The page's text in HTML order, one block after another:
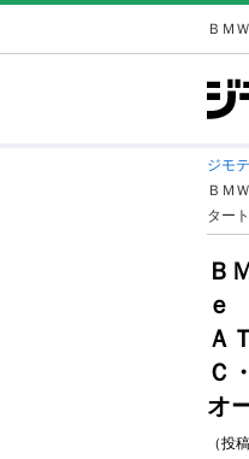
ＢＭ
ジモ
ＢＭ
ター
Ｂ
ｅ
Ａ
Ｃ
オ
（投